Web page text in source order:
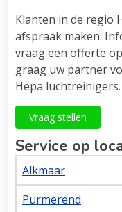
Klanten in de regio
afspraak maken.
vraag een offerte
graag uw partner
Hepa luchtreinigers.
Vraag stellen
Service op
Alkmaar
Purmerend